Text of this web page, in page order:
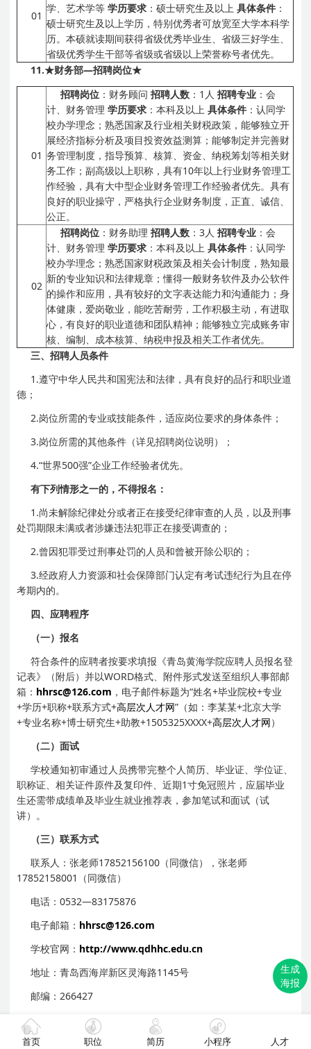
生成
海报
首页 职位 简历 小程序 人才
01
学、艺术学等 学历要求 ：硕士研究生及以上 具体条件 ：
硕士研究生及以上学历，特别优秀者可放宽至大学本科学
历。本硕就读期间获得省级优秀毕业生、省级三好学生、
省级优秀学生干部等省级或省级以上荣誉称号者优先。
11.★财务部—招聘岗位★
01
招聘岗位 ：财务顾问 招聘人数 ：1人 招聘专业 ：会
计、财务管理 学历要求 ：本科及以上 具体条件 ：认同学
校办学理念；熟悉国家及行业相关财税政策，能够独立开
展经济指标分析及项目投资效益测算；能够制定并完善财
务管理制度，指导预算、核算、资金、纳税筹划等相关财
务工作；副高级以上职称，具有10年以上行业财务管理工
作经验，具有大中型企业财务管理工作经验者优先。具有
良好的职业操守，严格执行企业财务制度，正直、诚信、
公正。
02
招聘岗位 ：财务助理 招聘人数 ：3人 招聘专业 ：会
计、财务管理 学历要求 ：本科及以上 具体条件 ：认同学
校办学理念；熟悉国家财税政策及相关会计制度，熟知最
新的专业知识和法律规章；懂得一般财务软件及办公软件
的操作和应用，具有较好的文字表达能力和沟通能力；身
体健康，爱岗敬业，能吃苦耐劳，工作积极主动，有进取
心，有良好的职业道德和团队精神；能够独立完成账务审
核、编制、成本核算、纳税申报及相关工作者优先。
三、招聘人员条件
1.遵守中华人民共和国宪法和法律，具有良好的品行和职业道
德；
2.岗位所需的专业或技能条件，适应岗位要求的身体条件；
3.岗位所需的其他条件（详见招聘岗位说明）；
4.“世界500强”企业工作经验者优先。
有下列情形之一的，不得报名：
1.尚未解除纪律处分或者正在接受纪律审查的人员，以及刑事
处罚期限未满或者涉嫌违法犯罪正在接受调查的；
2.曾因犯罪受过刑事处罚的人员和曾被开除公职的；
3.经政府人力资源和社会保障部门认定有考试违纪行为且在停
考期内的。
四、应聘程序
（一）报名
符合条件的应聘者按要求填报《青岛黄海学院应聘人员报名登
记表》（附后）并以WORD格式、附件形式发送至组织人事部邮
箱： hhrsc@126.com ，电子邮件标题为“姓名+毕业院校+专业
+学历+职称+联系方式+高层次人才网”（如：李某某+北京大学
+专业名称+博士研究生+助教+1505325XXXX+高层次人才网）
（二）面试
学校通知初审通过人员携带完整个人简历、毕业证、学位证、
职称证、相关证件原件及复印件、近期1寸免冠照片，应届毕业
生还需带成绩单及毕业生就业推荐表，参加笔试和面试（试
讲）。
（三）联系方式
联系人：张老师17852156100（同微信），张老师
17852158001（同微信）
电话：0532—83175876
电子邮箱： hhrsc@126.com
学校官网： http://www.qdhhc.edu.cn
地址：青岛西海岸新区灵海路1145号
邮编：266427
青岛黄海学院2021应聘人员报名登记表